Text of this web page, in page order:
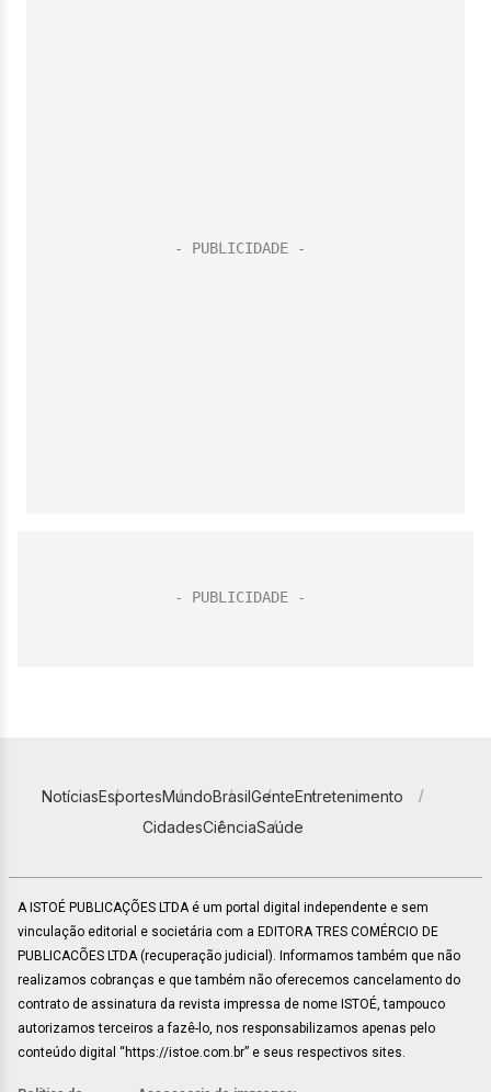
NotíciasEsportesMundoBrasilGenteEntretenimento
CidadesCiênciaSaúde
A ISTOÉ PUBLICAÇÕES LTDA é um portal digital independente e sem
vinculação editorial e societária com a EDITORA TRES COMÉRCIO DE
PUBLICACÕES LTDA (recuperação judicial). Informamos também que não
realizamos cobranças e que também não oferecemos cancelamento do
contrato de assinatura da revista impressa de nome ISTOÉ, tampouco
autorizamos terceiros a fazê-lo, nos responsabilizamos apenas pelo
conteúdo digital “https://istoe.com.br” e seus respectivos sites.